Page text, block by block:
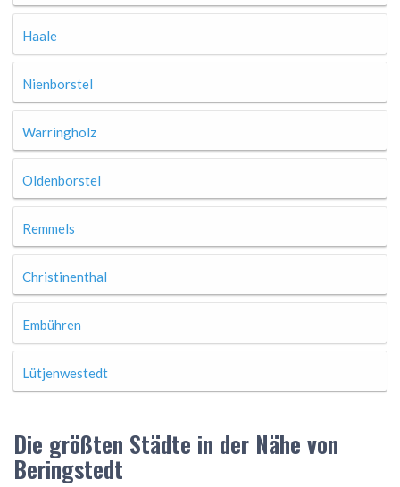
Haale
Nienborstel
Warringholz
Oldenborstel
Remmels
Christinenthal
Embühren
Lütjenwestedt
Die größten Städte in der Nähe von
Beringstedt